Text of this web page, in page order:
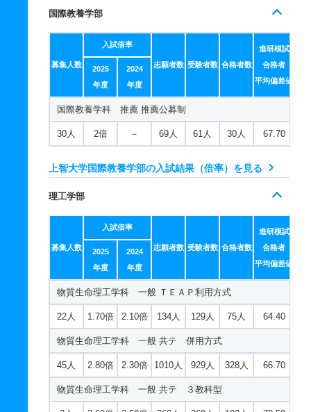
2.70倍 2.30倍 68.50
イスパニア語学科 一般 共テ 併用方式
28人 2.40倍 1.90倍 406人 390人 160人 66.90
イスパニア語学科 一般 共テ ３教科型
2人 2.60倍 5.30倍 154人 154人 59人 67.90
イスパニア語学科 一般 共テ ４教科型
2人 71.60
イスパニア語学科 推薦 推薦公募制
10人 1.40倍 － 11人 11人 8人 －
ロシア語学科 一般 ＴＥＡＰ利用方式
14人 3.20倍 2.50倍 191人 189人 59人
ロシア語学科 一般 共テ 併用方式
20人 2.30倍 2.10倍 312人 304人
ロシア語学科 一般 共テ ３教科型
2人 4.10倍 4.50倍 234人 234人
国際教養学部
募集人数
入試倍率
志願者数 受験者数 合格者数
進研模試
合格者
平均偏差値
2025
年度
2024
年度
国際教養学科 推薦 推薦公募制
30人 2倍 － 69人 61人 30人 67.70
上智大学国際教養学部の入試結果（倍率）を見る
理工学部
募集人数
入試倍率
志願者数 受験者数 合格者数
進研模試
合格者
平均偏差値
2025
年度
2024
年度
物質生命理工学科 一般 ＴＥＡＰ利用方式
22人 1.70倍 2.10倍 134人 129人 75人 64.40
物質生命理工学科 一般 共テ 併用方式
45人 2.80倍 2.30倍 1010人 929人 328人 66.70
物質生命理工学科 一般 共テ ３教科型